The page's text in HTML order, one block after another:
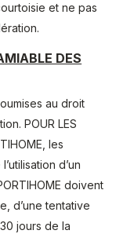
et ne pas
DES
au droit
POUR LES
les
d’un
doivent
d’une tentative
jours de la